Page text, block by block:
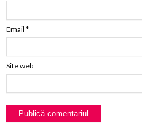
Email *
Site web